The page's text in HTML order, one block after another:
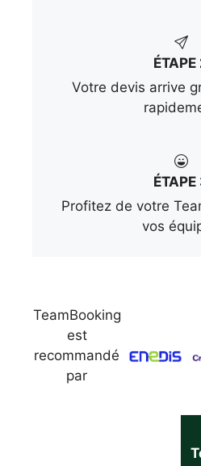
ÉTAPE
Votre devis arrive
ÉTAPE
Profitez de votre
vos
TeamBooking
est
recommandé
par